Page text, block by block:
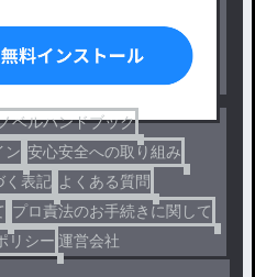
ドラマ
ベルハンドブック
ン 安心安全への取り組み
く表記 よくある質問
プロ責法のお手続きに関して
リシー 運営会社